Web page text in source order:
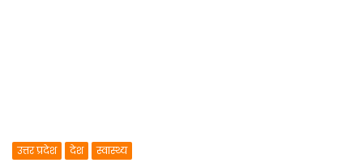
उत्तर प्रदेश देश स्वास्थ्य